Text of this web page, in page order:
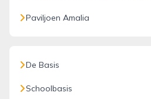
Paviljoen Amalia
De Basis
Schoolbasis